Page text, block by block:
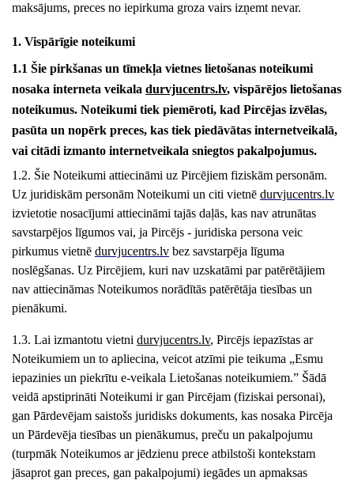
maksājums, preces no iepirkuma groza vairs izņemt nevar.
1. Vispārīgie noteikumi
1.1 Šie pirkšanas un tīmekļa vietnes lietošanas noteikumi
nosaka interneta veikala durvjucentrs.lv, vispārējos lietošanas
noteikumus. Noteikumi tiek piemēroti, kad Pircējas izvēlas,
pasūta un nopērk preces, kas tiek piedāvātas internetveikalā,
vai citādi izmanto internetveikala sniegtos pakalpojumus.
1.2. Šie Noteikumi attiecināmi uz Pircējiem fiziskām personām.
Uz juridiskām personām Noteikumi un citi vietnē durvjucentrs.lv
izvietotie nosacījumi attiecināmi tajās daļās, kas nav atrunātas
savstarpējos līgumos vai, ja Pircējs - juridiska persona veic
pirkumus vietnē durvjucentrs.lv bez savstarpēja līguma
noslēgšanas. Uz Pircējiem, kuri nav uzskatāmi par patērētājiem
nav attiecināmas Noteikumos norādītās patērētāja tiesības un
pienākumi.
1.3. Lai izmantotu vietni durvjucentrs.lv, Pircējs iepazīstas ar
Noteikumiem un to apliecina, veicot atzīmi pie teikuma „Esmu
iepazinies un piekrītu e-veikala Lietošanas noteikumiem.” Šādā
veidā apstiprināti Noteikumi ir gan Pircējam (fiziskai personai),
gan Pārdevējam saistošs juridisks dokuments, kas nosaka Pircēja
un Pārdevēja tiesības un pienākumus, preču un pakalpojumu
(turpmāk Noteikumos ar jēdzienu prece atbilstoši kontekstam
jāsaprot gan preces, gan pakalpojumi) iegādes un apmaksas